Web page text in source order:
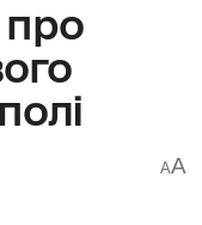
AA